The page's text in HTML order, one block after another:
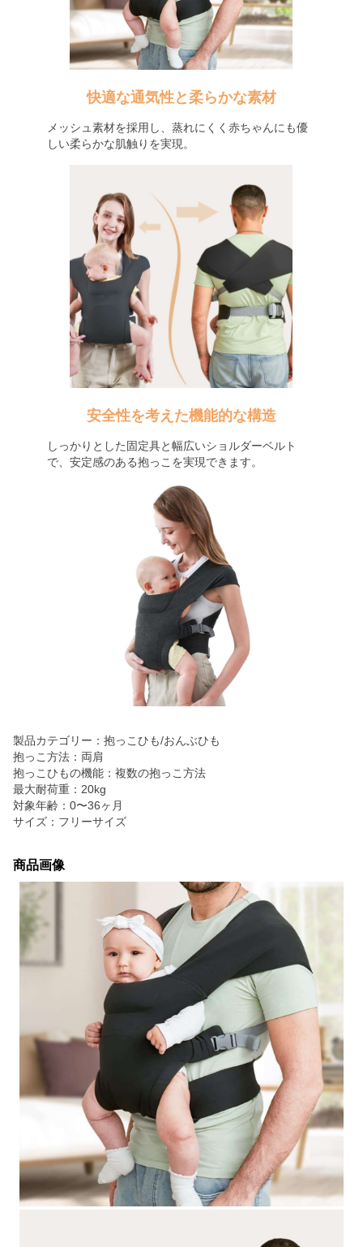
快適な通気性と柔らかな素材
メッシュ素材を採用し、蒸れにくく赤ちゃんにも優
しい柔らかな肌触りを実現。
安全性を考えた機能的な構造
しっかりとした固定具と幅広いショルダーベルト
で、安定感のある抱っこを実現できます。
製品カテゴリー：抱っこひも/おんぶひも
抱っこ方法：両肩
抱っこひもの機能：複数の抱っこ方法
最大耐荷重：20kg
対象年齢：0〜36ヶ月
サイズ：フリーサイズ
商品画像